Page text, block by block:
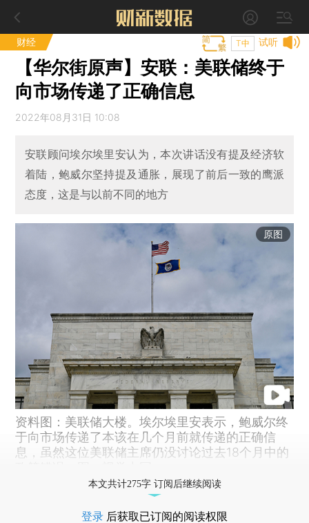
财经 试听
T中
【华尔街原声】安联：美联储终于
向市场传递了正确信息
2022年08月31日 10:08
安联顾问埃尔埃里安认为，本次讲话没有提及经济软
着陆，鲍威尔坚持提及通胀，展现了前后一致的鹰派
态度，这是与以前不同的地方
原图
资料图：美联储大楼。埃尔埃里安表示，鲍威尔终
于向市场传递了本该在几个月前就传递的正确信
息，虽然这位美联储主席仍没讨论过去18个月中的
本文共计275字 订阅后继续阅读
登录 后获取已订阅的阅读权限